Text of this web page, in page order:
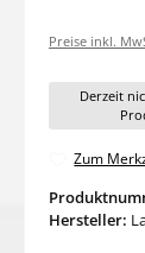
Preise inkl.
Derzeit
Zum
Hersteller: